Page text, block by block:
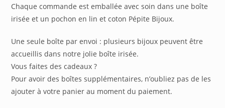
Chaque commande est emballée avec soin dans une boîte
irisée et un pochon en lin et coton Pépite Bijoux.
Une seule boîte par envoi : plusieurs bijoux peuvent être
accueillis dans notre jolie boîte irisée.
Vous faites des cadeaux ?
Pour avoir des boîtes supplémentaires, n’oubliez pas de les
ajouter à votre panier au moment du paiement.